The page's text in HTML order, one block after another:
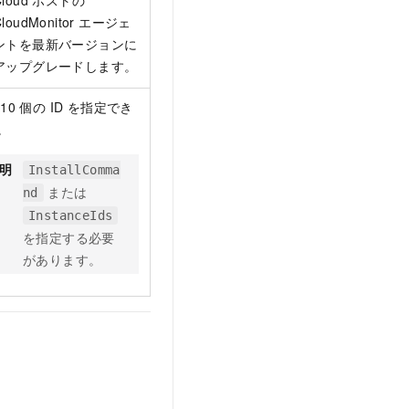
エージェ
トを最新バージョンに
ップグレードします。
個の ID を指定でき
InstallComma
nd
または
InstanceIds
を指定する必要
があります。